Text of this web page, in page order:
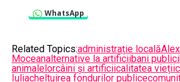
WhatsApp
Related Topics:administrație locală
Moceanalternative la artificiibani publici
animalelorcâini și artificiicalitatea vieții
Iuliacheltuirea fondurilor publice